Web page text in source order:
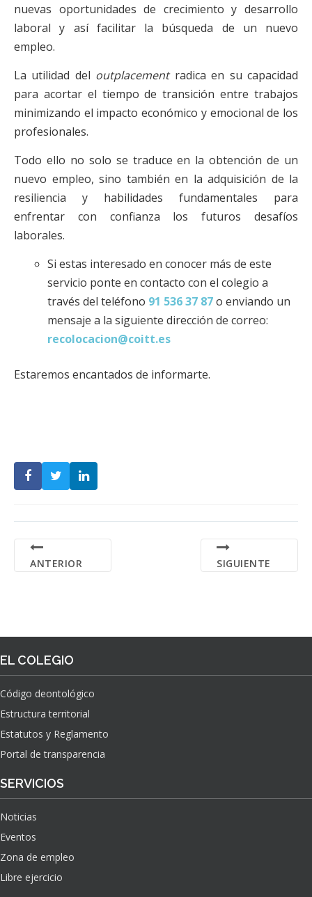
nuevas oportunidades de crecimiento y desarrollo
laboral y así facilitar la búsqueda de un nuevo
empleo.
La utilidad del outplacementradica en su capacidad
para acortar el tiempo de transición entre trabajos
minimizando el impacto económico y emocional de los
profesionales.
Todo ello no solo se traduce en la obtención de un
nuevo empleo, sino también en la adquisición de la
resiliencia y habilidades fundamentales para
enfrentar con confianza los futuros desafíos
laborales.
Si estas interesado en conocer más de este
servicio ponte en contacto con el colegio a
través del teléfono 91 536 37 87o enviando un
mensaje a la siguiente dirección de correo:
recolocacion@coitt.es
Estaremos encantados de informarte.
ANTERIOR SIGUIENTE
EL COLEGIO
Código deontológico
Estructura territorial
Estatutos y Reglamento
Portal de transparencia
SERVICIOS
Noticias
Eventos
Zona de empleo
Libre ejercicio